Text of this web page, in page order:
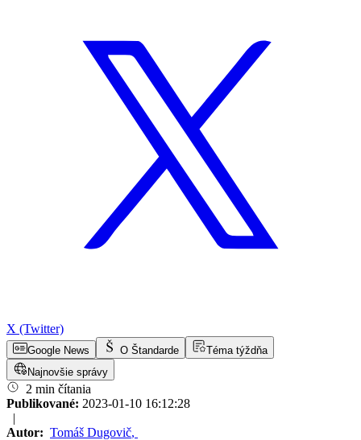
X (Twitter)
Google News O Štandarde
Téma týždňa
Najnovšie správy
2 min čítania
Publikované: 2023-01-10 16:12:28
|
Autor: Tomáš Dugovič,